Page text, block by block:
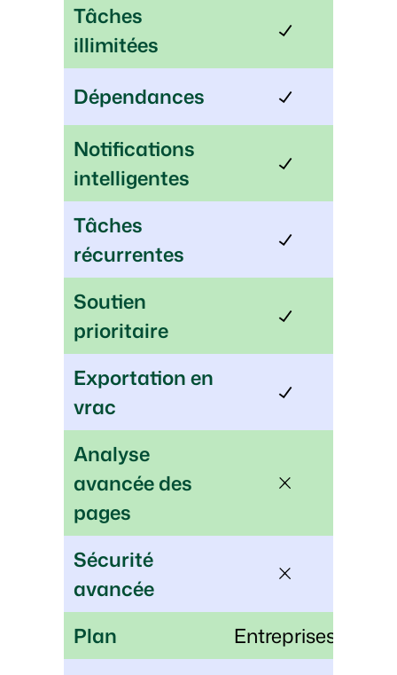
Tâches
illimitées
Dépendances
Notifications
intelligentes
Tâches
récurrentes
Soutien
prioritaire
Exportation en
vrac
Analyse
avancée des
pages
Sécurité
avancée
Plan
Entreprises